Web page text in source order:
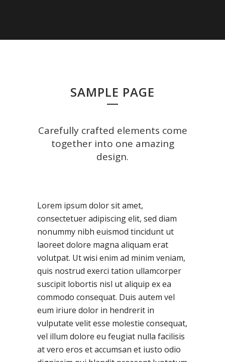
SAMPLE PAGE
Carefully crafted elements come
together into one amazing
design.
Lorem ipsum dolor sit amet,
consectetuer adipiscing elit, sed diam
nonummy nibh euismod tincidunt ut
laoreet dolore magna aliquam erat
volutpat. Ut wisi enim ad minim veniam,
quis nostrud exerci tation ullamcorper
suscipit lobortis nisl ut aliquip ex ea
commodo consequat. Duis autem vel
eum iriure dolor in hendrerit in
vulputate velit esse molestie consequat,
vel illum dolore eu feugiat nulla facilisis
at vero eros et accumsan et iusto odio